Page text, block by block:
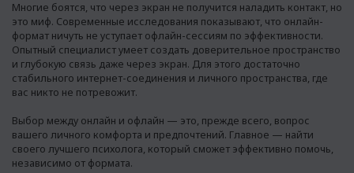
Многие боятся, что через экран не получится наладить контакт, но
это миф. Современные исследования показывают, что онлайн-
формат ничуть не уступает офлайн-сессиям по эффективности.
Опытный специалист умеет создать доверительное пространство
и глубокую связь даже через экран. Для этого достаточно
стабильного интернет-соединения и личного пространства, где
вас никто не потревожит.
Выбор между онлайн и офлайн — это, прежде всего, вопрос
вашего личного комфорта и предпочтений. Главное — найти
своего лучшего психолога, который сможет эффективно помочь,
независимо от формата.